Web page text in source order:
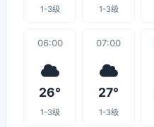
1-3级 1-3级
06:00
26°
1-3级
07:00
27°
1-3级